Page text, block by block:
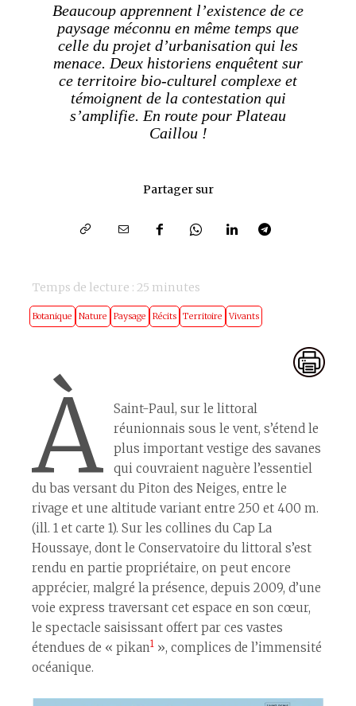
Beaucoup apprennent l’existence de ce
paysage méconnu en même temps que
celle du projet d’urbanisation qui les
menace. Deux historiens enquêtent sur
ce territoire bio-culturel complexe et
témoignent de la contestation qui
s’amplifie. En route pour Plateau
Caillou !
Partager sur
Temps de lecture :25 minutes
Botanique Nature Paysage Récits Territoire Vivants
À
Saint-Paul, sur le littoral
réunionnais sous le vent, s’étend le
plus important vestige des savanes
qui couvraient naguère l’essentiel
du bas versant du Piton des Neiges, entre le
rivage et une altitude variant entre 250 et 400 m.
(ill. 1 et carte 1). Sur les collines du Cap La
Houssaye, dont le Conservatoire du littoral s’est
rendu en partie propriétaire, on peut encore
apprécier, malgré la présence, depuis 2009, d’une
voie express traversant cet espace en son cœur,
le spectacle saisissant offert par ces vastes
étendues de « pikan1 », complices de l’immensité
océanique.